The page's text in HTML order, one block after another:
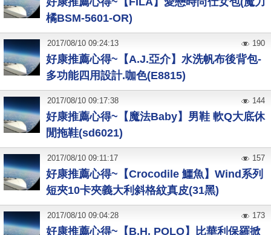
橘BSM-5601-OR)
好康推薦心得~【A.J.亞介】水洗帆布後背包-
多功能四用設計.咖色(E8815)
2017/08/10 09:24:13 190
好康推薦心得~【魔法Baby】男鞋 軟Q大底休
閒拖鞋(sd6021)
2017/08/10 09:17:38 144
好康推薦心得~【Crocodile 鱷魚】Wind系列
短夾10卡夾義大利斜格紋真皮(31黑)
2017/08/10 09:11:17 157
好康推薦心得~【B.H. POLO】比華利保羅掀
2017/08/10 09:04:28 173